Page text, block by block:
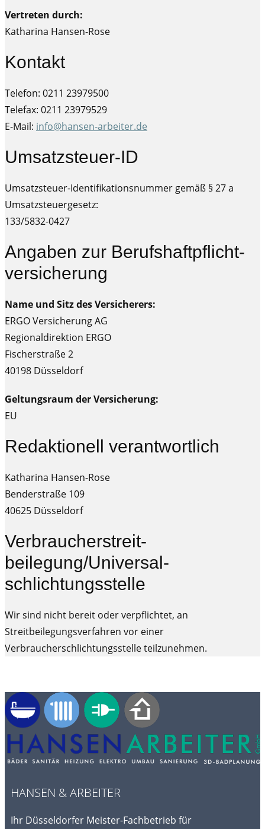
Vertreten durch:
Katharina Hansen-Rose
Kontakt
Telefon: 0211 23979500
Telefax: 0211 23979529
E-Mail: info@hansen-arbeiter.de
Umsatzsteuer-ID
Umsatzsteuer-Identifikationsnummer gemäß § 27 a
Umsatzsteuergesetz:
133/5832-0427
Angaben zur Berufs­haftpflicht­
versicherung
Name und Sitz des Versicherers:
ERGO Versicherung AG
Regionaldirektion ERGO
Fischerstraße 2
40198 Düsseldorf
Geltungsraum der Versicherung:
EU
Redaktionell verantwortlich
Katharina Hansen-Rose
Benderstraße 109
40625 Düsseldorf
Verbraucher­streit­
beilegung/Universal­
schlichtungs­stelle
Wir sind nicht bereit oder verpflichtet, an
Streitbeilegungsverfahren vor einer
Verbraucherschlichtungsstelle teilzunehmen.
HANSEN & ARBEITER
Ihr Düsseldorfer Meister-Fachbetrieb für